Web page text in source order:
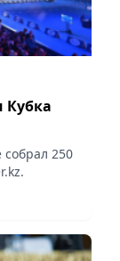
Кубка
собрал 250